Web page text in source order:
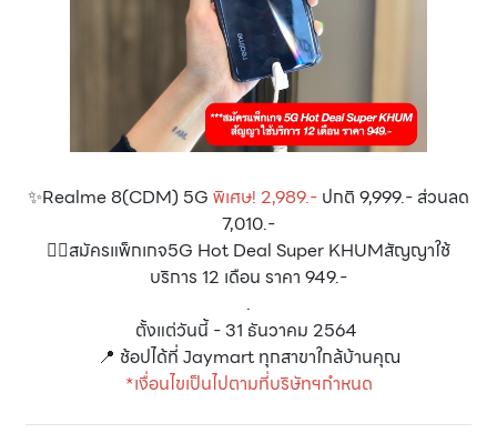
✨Realme 8(CDM) 5G พิเศษ! 2,989.- ปกติ 9,999.- ส่วนลด
7,010.-
👉🏻สมัครแพ็กเกจ5G Hot Deal Super KHUMสัญญาใช้
บริการ 12 เดือน ราคา 949.-
.
ตั้งแต่วันนี้ - 31 ธันวาคม 2564
📍 ช้อปได้ที่ Jaymart ทุกสาขาใกล้บ้านคุณ
*เงื่อนไขเป็นไปตามที่บริษัทฯกำหนด